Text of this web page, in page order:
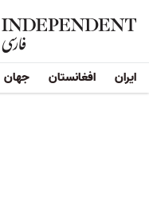
ایران افغانستان جهان